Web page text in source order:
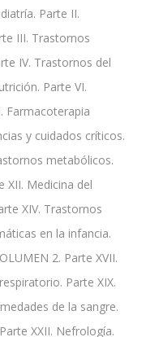
Parte II.
III. Trastornos
IV. Trastornos del
Parte VI.
Farmacoterapia
y cuidados críticos.
metabólicos.
XII. Medicina del
XIV. Trastornos
en la infancia.
2. Parte XVII.
Parte XIX.
de la sangre.
XXII. Nefrología.